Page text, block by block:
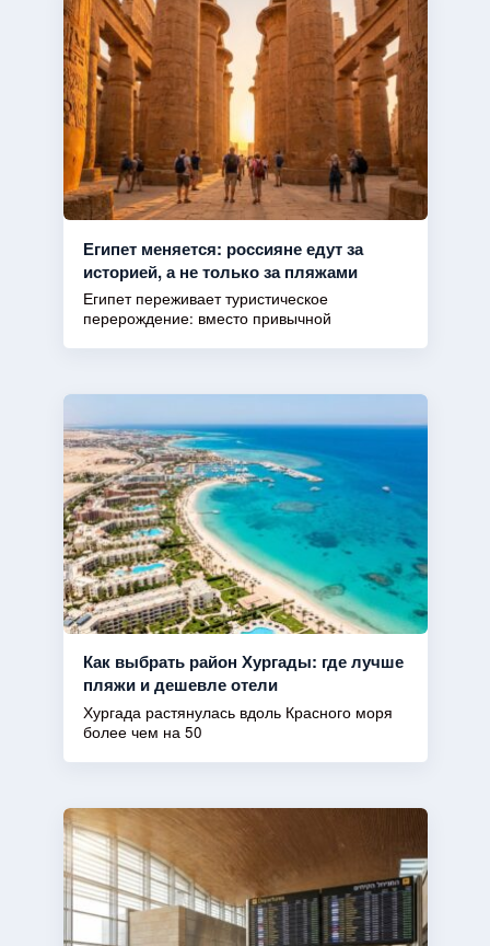
Египет меняется: россияне едут за
историей, а не только за пляжами
Египет переживает туристическое
перерождение: вместо привычной
Как выбрать район Хургады: где лучше
пляжи и дешевле отели
Хургада растянулась вдоль Красного моря
более чем на 50